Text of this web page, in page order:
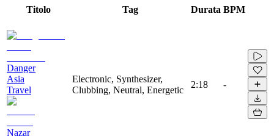
Titolo Tag Durata BPM
Danger
Asia
Travel
Nazar
Electronic, Synthesizer,
Clubbing, Neutral, Energetic
2:18 -